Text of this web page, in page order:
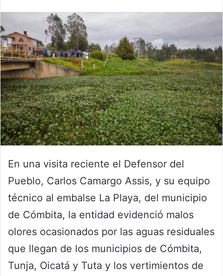
En una visita reciente el Defensor del
Pueblo, Carlos Camargo Assis, y su equipo
técnico al embalse La Playa, del municipio
de Cómbita, la entidad evidenció malos
olores ocasionados por las aguas residuales
que llegan de los municipios de Cómbita,
Tunja, Oicatá y Tuta y los vertimientos de